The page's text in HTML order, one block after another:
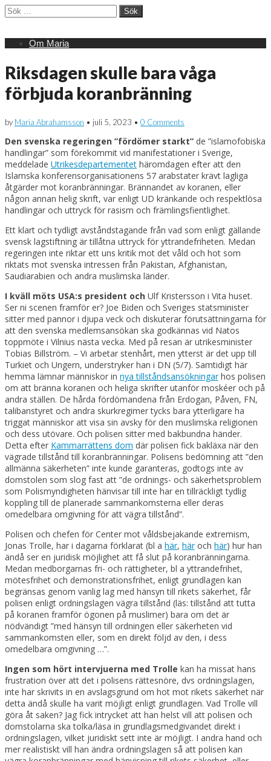
Sök
efter:
Main
Skip
Om Maria
Riksdagen skulle bara våga
förbjuda koranbränning
by Maria Abrahamsson • juli 5, 2023 • 0 Comments
Den svenska regeringen ”fördömer starkt” de ”islamofobiska
handlingar” som förekommit vid manifestationer i Sverige,
meddelade Utrikesdepartementet häromdagen efter att den
Islamska konferensorganisationens 57 arabstater krävt lagliga
åtgärder mot koranbränningar. Brännandet av koranen, eller
någon annan helig skrift, var enligt UD kränkande och respektlösa
handlingar och uttryck för rasism och främlingsfientlighet.
Ett klart och tydligt avståndstagande från vad som enligt gällande
svensk lagstiftning är tillåtna uttryck för yttrandefriheten. Medan
regeringen inte riktar ett uns kritik mot det våld och hot som
riktats mot svenska intressen från Pakistan, Afghanistan,
Saudiarabien och andra muslimska länder.
I kväll möts USA:s president och Ulf Kristersson i Vita huset.
Ser ni scenen framför er? Joe Biden och Sveriges statsminister
sitter med pannor i djupa veck och diskuterar förutsättningarna för
att den svenska medlemsansökan ska godkännas vid Natos
toppmöte i Vilnius nästa vecka. Med på resan är utrikesminister
Tobias Billström. – Vi arbetar stenhårt, men ytterst är det upp till
Turkiet och Ungern, understryker han i DN (5/7). Samtidigt här
hemma lämnar människor in nya tillståndsansökningarhos polisen
om att bränna koranen och heliga skrifter utanför moskéer och på
andra ställen. De hårda fördömandena från Erdogan, Påven, FN,
talibanstyret och andra skurkregimer tycks bara ytterligare ha
triggat människor att visa sin avsky för den muslimska religionen
och dess utövare. Och polisen sitter med bakbundna händer.
Detta efter Kammarrättens dom där polisen fick bakläxa när den
vägrade tillstånd till koranbränningar. Polisens bedömning att ”den
allmänna säkerheten” inte kunde garanteras, godtogs inte av
domstolen som slog fast att ”de ordnings- och säkerhetsproblem
som Polismyndigheten hänvisar till inte har en tillräckligt tydlig
koppling till de planerade sammankomsterna eller deras
omedelbara omgivning för att vägra tillstånd”.
Polisen och chefen för Center mot våldsbejakande extremism,
Jonas Trolle, har i dagarna förklarat (bl a här, häroch här) hur han
ändå ser en juridisk möjlighet att få slut på koranbränningarna.
Medan medborgarnas fri- och rättigheter, bl a yttrandefrihet,
mötesfrihet och demonstrationsfrihet, enligt grundlagen kan
begränsas genom vanlig lag med hänsyn till rikets säkerhet, får
polisen enligt ordningslagen vägra tillstånd (läs: tillstånd att tutta
på koranen framför ögonen på muslimer) bara om det är
nödvändigt ”med hänsyn till ordningen eller säkerheten vid
sammankomsten eller, som en direkt följd av den, i dess
omedelbara omgivning …”.
Ingen som hört intervjuerna med Trolle kan ha missat hans
frustration över att det i polisens rättesnöre, dvs ordningslagen,
inte har skrivits in en avslagsgrund om hot mot rikets säkerhet när
detta ändå skulle ha varit möjligt enligt grundlagen. Vad Trolle vill
göra åt saken? Jag fick intrycket att han helst vill att polisen och
domstolarna ska tolka/läsa in grundlagsmedgivandet direkt i
ordningslagen, vilket juridiskt sett inte är möjligt. I andra hand och
mer realistiskt vill han ändra ordningslagen så att polisen kan